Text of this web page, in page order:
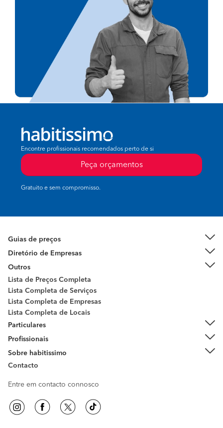
Encontre profissionais recomendados perto de si
Peça orçamentos
Gratuito e sem compromisso.
Guias de preços
Diretório de Empresas
Outros
Lista de Preços Completa
Lista Completa de Serviços
Lista Completa de Empresas
Lista Completa de Locais
Particulares
Profissionais
Sobre habitissimo
Contacto
Entre em contacto connosco